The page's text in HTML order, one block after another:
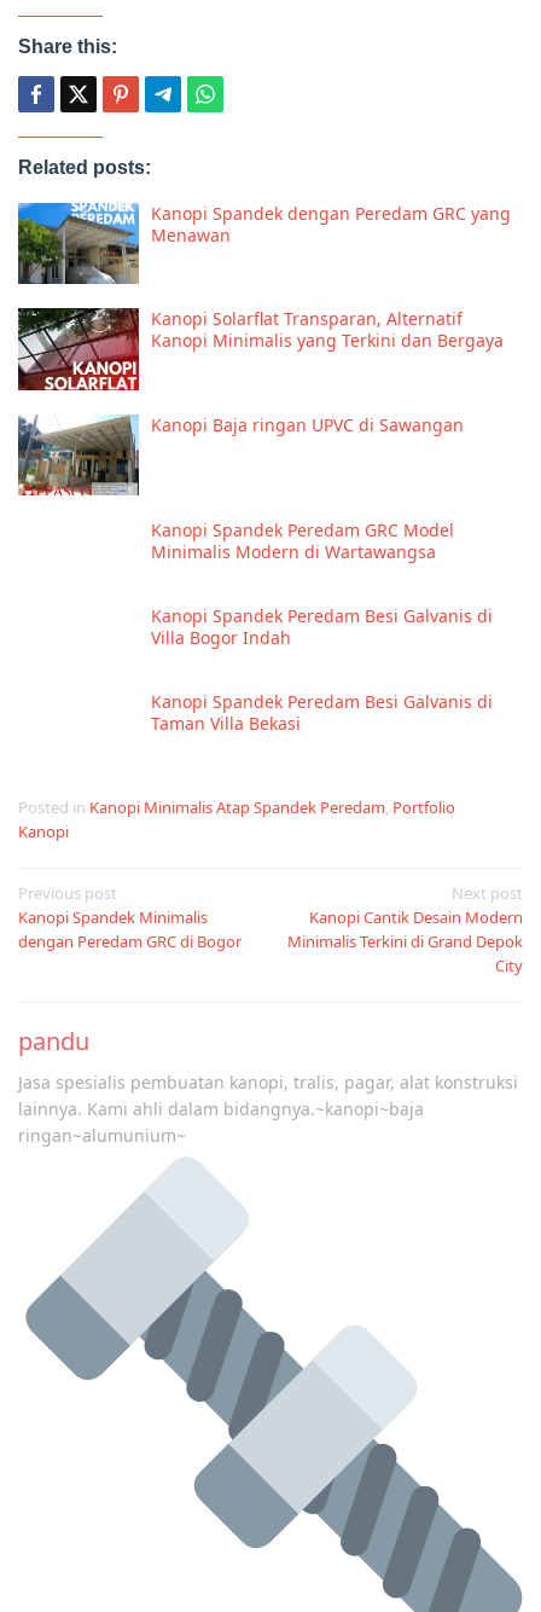
Share this:
Related posts:
Kanopi Spandek dengan Peredam GRC yang
Menawan
Kanopi Solarflat Transparan, Alternatif
Kanopi Minimalis yang Terkini dan Bergaya
Kanopi Baja ringan UPVC di Sawangan
Kanopi Spandek Peredam GRC Model
Minimalis Modern di Wartawangsa
Kanopi Spandek Peredam Besi Galvanis di
Villa Bogor Indah
Kanopi Spandek Peredam Besi Galvanis di
Taman Villa Bekasi
Posted in Kanopi Minimalis Atap Spandek Peredam, Portfolio
Kanopi
Post
navigation
Previous post
Kanopi Spandek Minimalis
dengan Peredam GRC di Bogor
Next post
Kanopi Cantik Desain Modern
Minimalis Terkini di Grand Depok
City
pandu
Jasa spesialis pembuatan kanopi, tralis, pagar, alat konstruksi
lainnya. Kami ahli dalam bidangnya.~kanopi~baja
ringan~alumunium~